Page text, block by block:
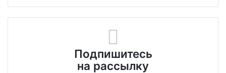
Подпишитесь
на рассылку